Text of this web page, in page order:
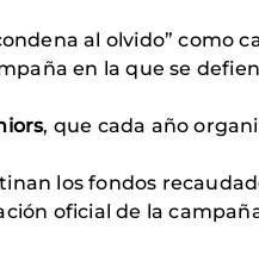
al olvido” como
en la que se
, que cada año
los fondos
oficial de la